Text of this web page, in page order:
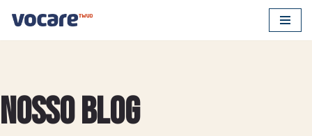
Pular
Nosso Blog